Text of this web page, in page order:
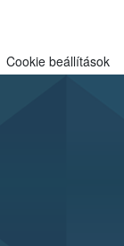
Cookie beállítások